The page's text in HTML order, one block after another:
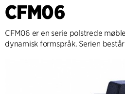
CFM06
CFM06 er en serie polstrede
dynamisk formspråk. Serien